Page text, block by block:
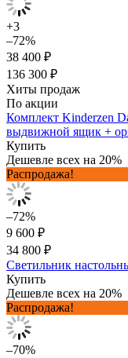
+3
–72%
38 400 ₽
136 300 ₽
Хиты продаж
По акции
Комплект Kinderzen
выдвижной ящик +
Купить
Дешевле всех на 20%
Распродажа!
–72%
9 600 ₽
34 800 ₽
Светильник
Купить
Дешевле всех на 20%
Распродажа!
–70%